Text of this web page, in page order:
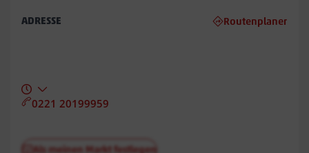
ADRESSE Routenplaner
0221 20199959
Als meinen Markt festlegen